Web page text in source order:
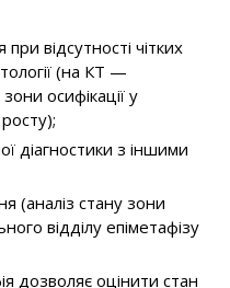
відсутності чітких
(на КТ —
осифікації у
діагностики з іншими
(аналіз стану зони
відділу епіметафізу
дозволяє оцінити стан